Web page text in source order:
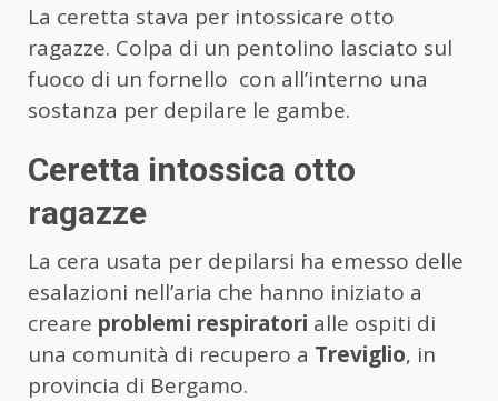
La ceretta stava per intossicare otto
ragazze. Colpa di un pentolino lasciato sul
fuoco di un fornello con all’interno una
sostanza per depilare le gambe.
Ceretta intossica otto
ragazze
La cera usata per depilarsi ha emesso delle
esalazioni nell’aria che hanno iniziato a
creare problemi respiratori alle ospiti di
una comunità di recupero a Treviglio, in
provincia di Bergamo.